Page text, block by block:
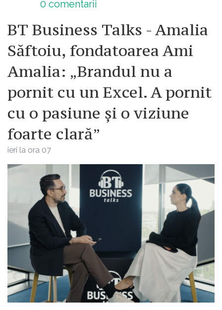
0 comentarii
BT Business Talks - Amalia
Săftoiu, fondatoarea Ami
Amalia: „Brandul nu a
pornit cu un Excel. A pornit
cu o pasiune și o viziune
foarte clară”
ieri la ora 07